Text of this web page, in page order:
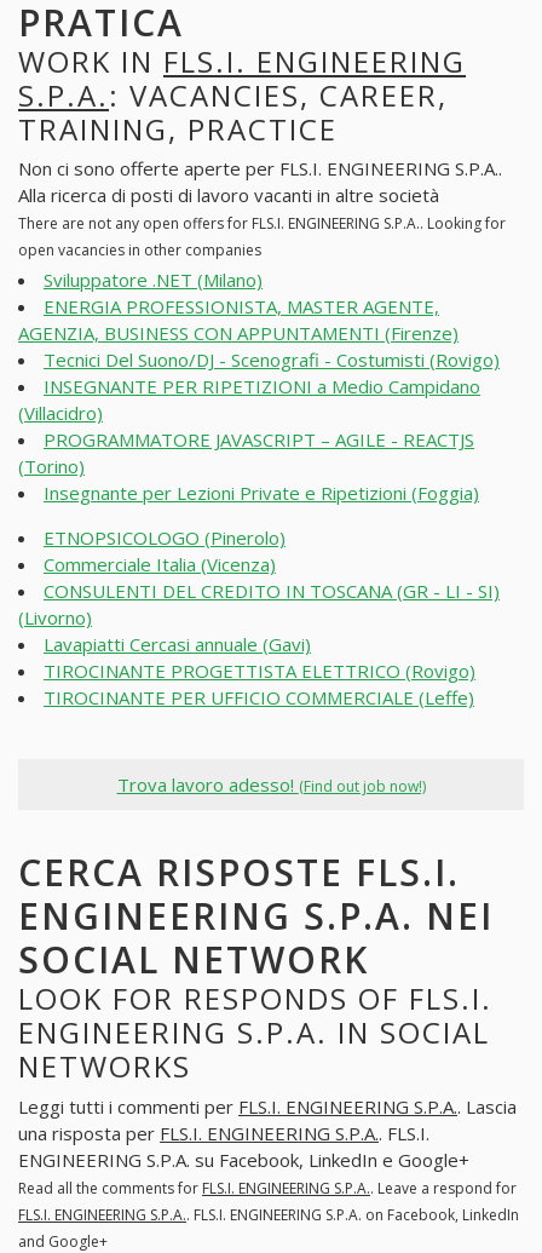
PRATICA
WORK IN FLS.I. ENGINEERING
S.P.A.: VACANCIES, CAREER,
TRAINING, PRACTICE
Non ci sono offerte aperte per FLS.I. ENGINEERING S.P.A..
Alla ricerca di posti di lavoro vacanti in altre società
There are not any open offers for FLS.I. ENGINEERING S.P.A.. Looking for
open vacancies in other companies
Sviluppatore .NET (Milano)
ENERGIA PROFESSIONISTA, MASTER AGENTE,
AGENZIA, BUSINESS CON APPUNTAMENTI (Firenze)
Tecnici Del Suono/DJ - Scenografi - Costumisti (Rovigo)
INSEGNANTE PER RIPETIZIONI a Medio Campidano
(Villacidro)
PROGRAMMATORE JAVASCRIPT – AGILE - REACTJS
(Torino)
Insegnante per Lezioni Private e Ripetizioni (Foggia)
ETNOPSICOLOGO (Pinerolo)
Commerciale Italia (Vicenza)
CONSULENTI DEL CREDITO IN TOSCANA (GR - LI - SI)
(Livorno)
Lavapiatti Cercasi annuale (Gavi)
TIROCINANTE PROGETTISTA ELETTRICO (Rovigo)
TIROCINANTE PER UFFICIO COMMERCIALE (Leffe)
Trova lavoro adesso! (Find out job now!)
CERCA RISPOSTE FLS.I.
ENGINEERING S.P.A. NEI
SOCIAL NETWORK
LOOK FOR RESPONDS OF FLS.I.
ENGINEERING S.P.A. IN SOCIAL
NETWORKS
Leggi tutti i commenti per FLS.I. ENGINEERING S.P.A.. Lascia
una risposta per FLS.I. ENGINEERING S.P.A.. FLS.I.
ENGINEERING S.P.A. su Facebook, LinkedIn e Google+
Read all the comments for FLS.I. ENGINEERING S.P.A.. Leave a respond for
FLS.I. ENGINEERING S.P.A.. FLS.I. ENGINEERING S.P.A. on Facebook, LinkedIn
and Google+